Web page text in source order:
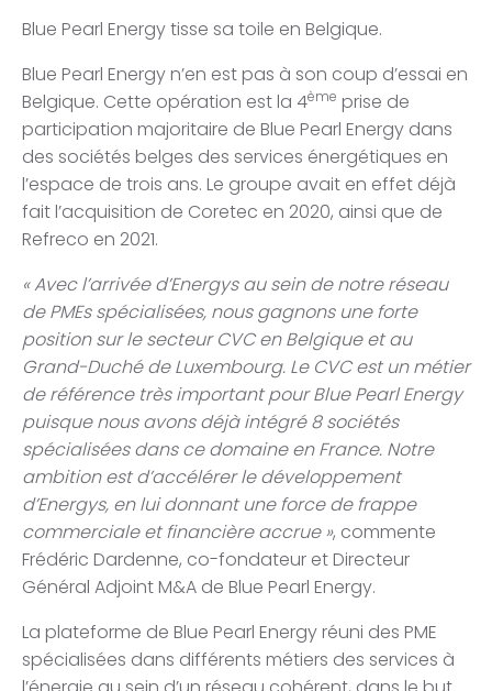
Blue Pearl Energy tisse sa toile en Belgique.
Blue Pearl Energy n’en est pas à son coup d’essai en
Belgique. Cette opération est la 4ème prise de
participation majoritaire de Blue Pearl Energy dans
des sociétés belges des services énergétiques en
l’espace de trois ans. Le groupe avait en effet déjà
fait l’acquisition de Coretec en 2020, ainsi que de
Refreco en 2021.
« Avec l’arrivée d’Energys au sein de notre réseau
de PMEs spécialisées, nous gagnons une forte
position sur le secteur CVC en Belgique et au
Grand-Duché de Luxembourg. Le CVC est un métier
de référence très important pour Blue Pearl Energy
puisque nous avons déjà intégré 8 sociétés
spécialisées dans ce domaine en France. Notre
ambition est d’accélérer le développement
d’Energys, en lui donnant une force de frappe
commerciale et financière accrue », commente
Frédéric Dardenne, co-fondateur et Directeur
Général Adjoint M&A de Blue Pearl Energy.
La plateforme de Blue Pearl Energy réuni des PME
spécialisées dans différents métiers des services à